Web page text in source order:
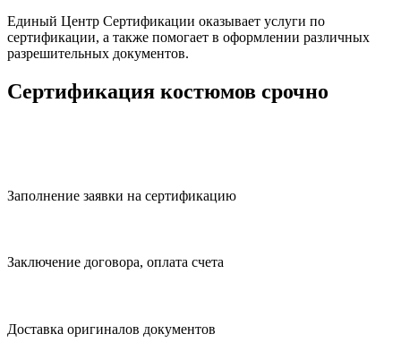
Единый Центр Сертификации оказывает услуги по
сертификации, а также помогает в оформлении различных
разрешительных документов.
Сертификация костюмов срочно
Заполнение заявки на сертификацию
Заключение договора, оплата счета
Доставка оригиналов документов